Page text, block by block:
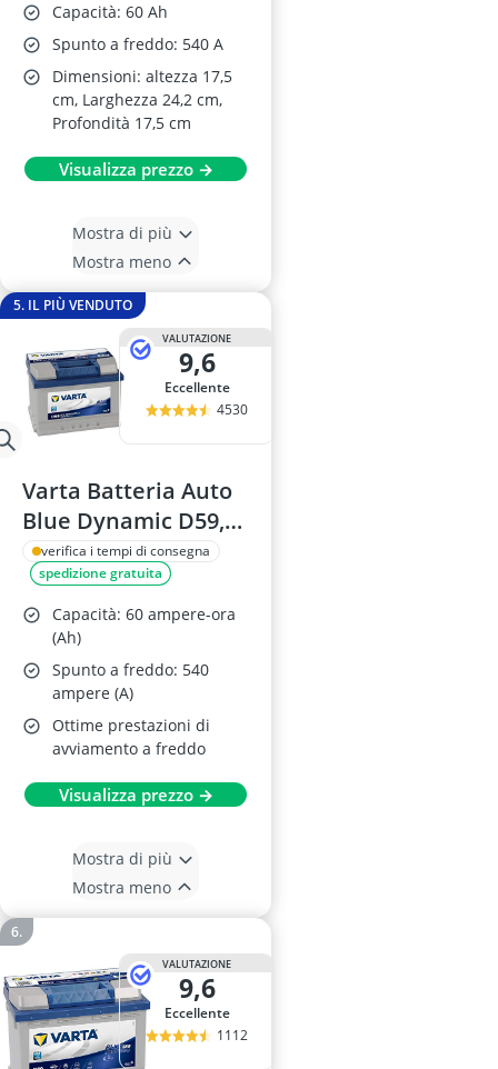
Capacità: 60 Ah
Spunto a freddo: 540 A
Dimensioni: altezza 17,5
cm, Larghezza 24,2 cm,
Profondità 17,5 cm
Visualizza prezzo →
Mostra di più
Mostra meno
5. IL PIÙ VENDUTO
VALUTAZIONE
9,6
Eccellente
4530
Varta Batteria Auto
Blue Dynamic D59,
60 Ah
verifica i tempi di consegna
spedizione gratuita
Capacità: 60 ampere-ora
(Ah)
Spunto a freddo: 540
ampere (A)
Ottime prestazioni di
avviamento a freddo
Visualizza prezzo →
Mostra di più
Mostra meno
VALUTAZIONE
9,6
Eccellente
1112